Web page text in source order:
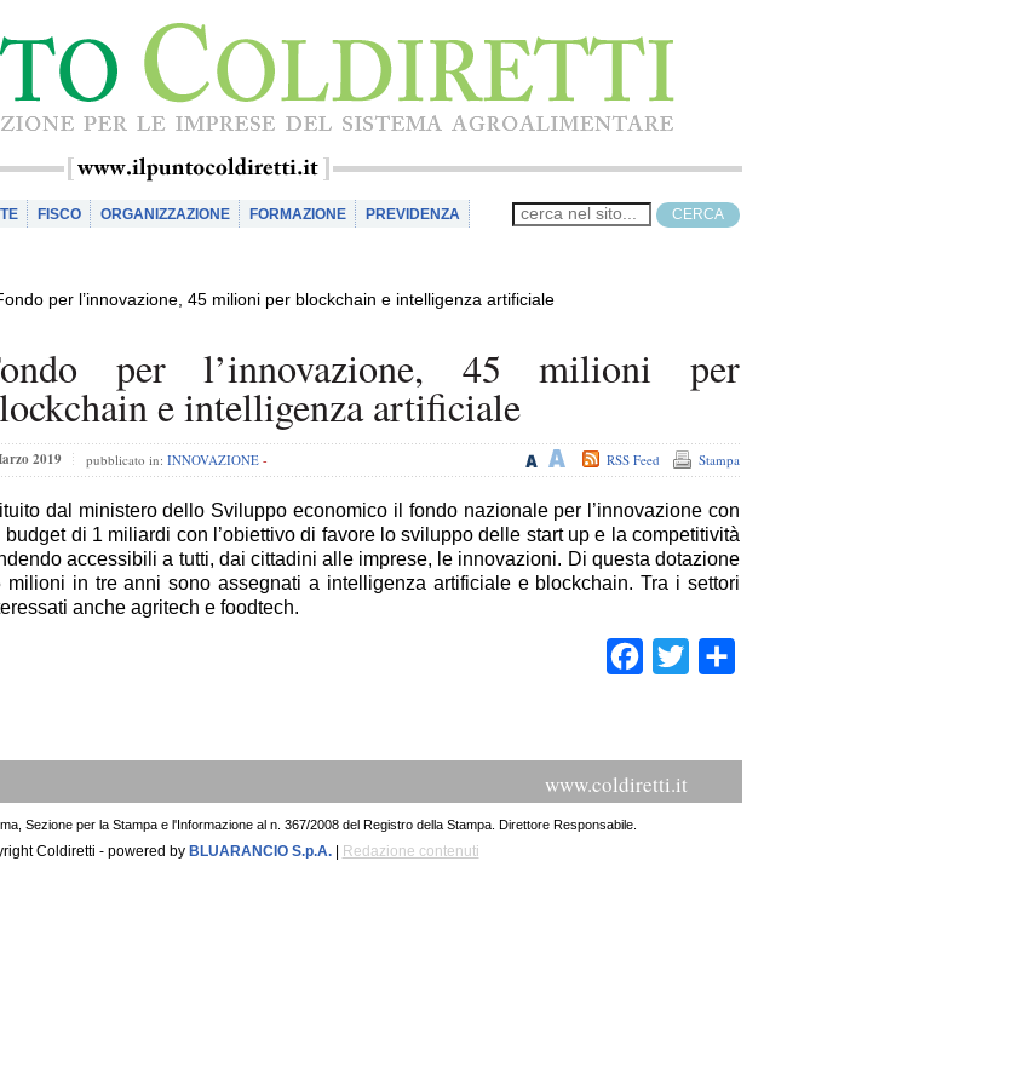
FISCO ORGANIZZAZIONE FORMAZIONE
PREVIDENZA
per l’innovazione, 45 milioni per blockchain e intelligenza artificiale
per l’innovazione, 45 milioni per
e intelligenza artificiale
2019 pubblicato in: INNOVAZIONE - Stampa
RSS Feed
dal ministero dello Sviluppo economico il fondo nazionale per l’innovazione con
budget di 1 miliardi con l’obiettivo di favore lo sviluppo delle start up e la competitività
accessibili a tutti, dai cittadini alle imprese, le innovazioni. Di questa dotazione
milioni in tre anni sono assegnati a intelligenza artificiale e blockchain. Tra i settori
anche agritech e foodtech.
Facebook
Twitter
www.coldiretti.it
Sezione per la Stampa e l'Informazione al n. 367/2008 del Registro della Stampa. Direttore Responsabile.
Coldiretti - powered by BLUARANCIO S.p.A.| Redazione contenuti